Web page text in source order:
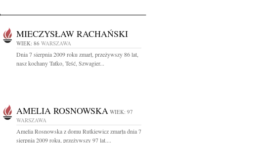
MIECZYSŁAW RACHAŃSKI
WIEK: 86 WARSZAWA
Dnia 7 sierpnia 2009 roku zmarł, przeżywszy 86 lat,
nasz kochany Tatko, Teść, Szwagier...
AMELIA ROSNOWSKA WIEK: 97
WARSZAWA
Amelia Rosnowska z domu Rutkiewicz zmarła dnia 7
sierpnia 2009 roku, przeżywszy 97 lat....